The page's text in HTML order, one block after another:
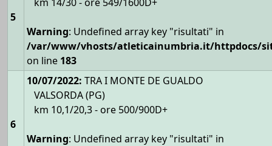
5
Warning: Undefined array key "risultati" in
/var/www/vhosts/atleticainumbria.it/httpdocs/
on line 183
6
10/07/2022: TRA I MONTE DE GUALDO
VALSORDA (PG)
km 10,1/20,3 - ore 500/900D+
Warning: Undefined array key "risultati" in